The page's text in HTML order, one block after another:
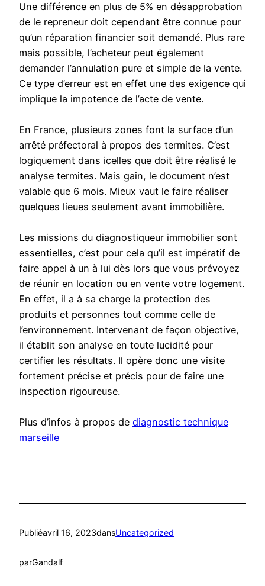
Une différence en plus de 5% en désapprobation
de le repreneur doit cependant être connue pour
qu’un réparation financier soit demandé. Plus rare
mais possible, l’acheteur peut également
demander l’annulation pure et simple de la vente.
Ce type d’erreur est en effet une des exigence qui
implique la impotence de l’acte de vente.
En France, plusieurs zones font la surface d’un
arrêté préfectoral à propos des termites. C’est
logiquement dans icelles que doit être réalisé le
analyse termites. Mais gain, le document n’est
valable que 6 mois. Mieux vaut le faire réaliser
quelques lieues seulement avant immobilière.
Les missions du diagnostiqueur immobilier sont
essentielles, c’est pour cela qu’il est impératif de
faire appel à un à lui dès lors que vous prévoyez
de réunir en location ou en vente votre logement.
En effet, il a à sa charge la protection des
produits et personnes tout comme celle de
l’environnement. Intervenant de façon objective,
il établit son analyse en toute lucidité pour
certifier les résultats. Il opère donc une visite
fortement précise et précis pour de faire une
inspection rigoureuse.
Plus d’infos à propos de diagnostic technique
marseille
Publiéavril 16, 2023dansUncategorized
parGandalf